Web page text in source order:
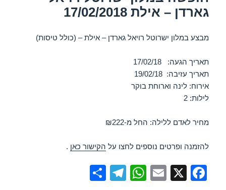
גארדן – אילת 17/02/2018
מבצע במלון ישרוטל רויאל גארדן – אילת – (כולל טיסות)
תאריך הגעה: 17/02/18
תאריך עזיבה: 19/02/18
אירוח: לינה וארוחת בוקר
לילות: 2
מחיר לאדם ללילה: החל מ-₪222
להזמנה ופרטים נוספים לחצו על הקישור כאן .
F
X
E
W
T